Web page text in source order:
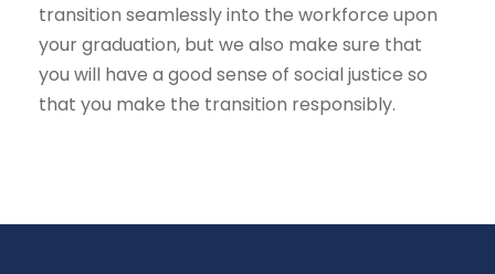
transition seamlessly into the workforce upon
your graduation, but we also make sure that
you will have a good sense of social justice so
that you make the transition responsibly.